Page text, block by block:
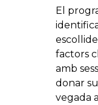
El
factors
amb
donar
vegada